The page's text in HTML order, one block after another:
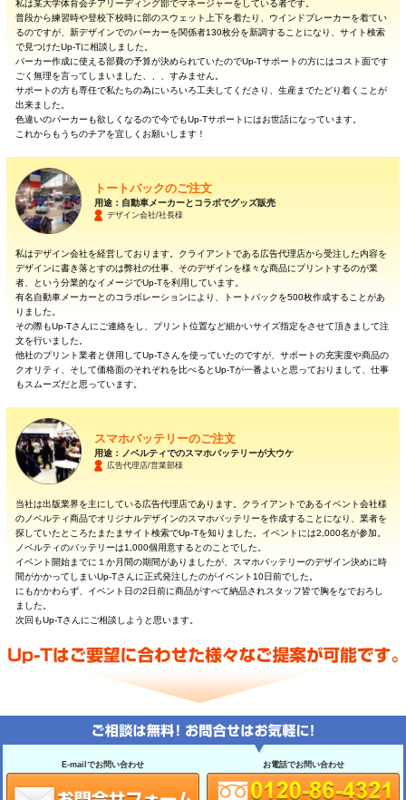
私は某大学体育会チアリーディング部でマネージャーをしている者です。
普段から練習時や登校下校時に部のスウェット上下を着たり、ウインドブレーカーを着てい
るのですが、新デザインでのパーカーを関係者130枚分を新調することになり、サイト検索
で見つけたUp-Tに相談しました。
パーカー作成に使える部費の予算が決められていたのでUp-Tサポートの方にはコスト面です
ごく無理を言ってしまいました、、、すみません。
サポートの方も専任で私たちの為にいろいろ工夫してくださり、生産までたどり着くことが
出来ました。
色違いのパーカーも欲しくなるので今でもUp-Tサポートにはお世話になっています。
これからもうちのチアを宜しくお願いします！
トートバックのご注文
用途：自動車メーカーとコラボでグッズ販売
デザイン会社/社長様
私はデザイン会社を経営しております。クライアントである広告代理店から受注した内容を
デザインに書き落とすのは弊社の仕事、そのデザインを様々な商品にプリントするのが業
者、という分業的なイメージでUp-Tを利用しています。
有名自動車メーカーとのコラボレーションにより、トートバックを500枚作成することがあ
りました。
その際もUp-Tさんにご連絡をし、プリント位置など細かいサイズ指定をさせて頂きまして注
文を行いました。
他社のプリント業者と併用してUp-Tさんを使っていたのですが、サポートの充実度や商品の
クオリティ、そして価格面のそれぞれを比べるとUp-Tが一番よいと思っておりまして、仕事
もスムーズだと思っています。
スマホバッテリーのご注文
用途：ノベルティでのスマホバッテリーが大ウケ
広告代理店/営業部様
当社は出版業界を主にしている広告代理店であります。クライアントであるイベント会社様
のノベルティ商品でオリジナルデザインのスマホバッテリーを作成することになり、業者を
探していたところたまたまサイト検索でUp-Tを知りました。イベントには2,000名が参加。
ノベルティのバッテリーは1,000個用意するとのことでした。
イベント開始までに１か月間の期間がありましたが、スマホバッテリーのデザイン決めに時
間がかかってしまいUp-Tさんに正式発注したのがイベント10日前でした。
にもかかわらず、イベント日の2日前に商品がすべて納品されスタッフ皆で胸をなでおろし
ました。
次回もUp-Tさんにご相談しようと思います。
E-mailでお問い合わせ お電話でお問い合わせ